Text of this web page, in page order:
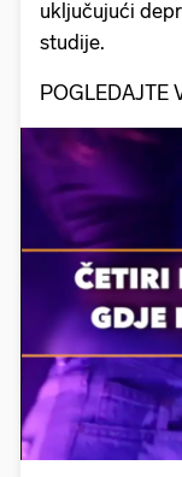
uključujući
studije.
POGLEDAJTE